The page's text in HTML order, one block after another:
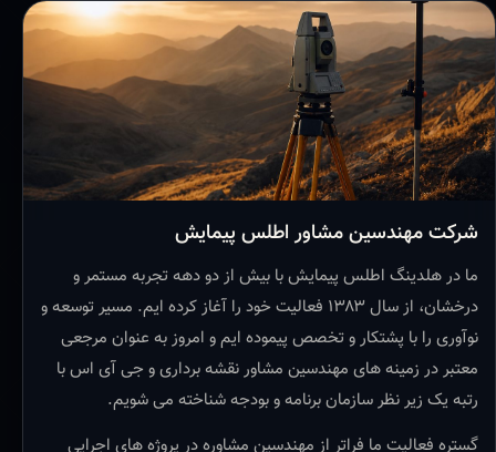
شرکت مهندسین مشاور اطلس پیمایش
ما در هلدینگ اطلس پیمایش با بیش از دو دهه تجربه مستمر و
درخشان، از سال ۱۳۸۳ فعالیت خود را آغاز کرده ایم. مسیر توسعه و
نوآوری را با پشتکار و تخصص پیموده ایم و امروز به عنوان مرجعی
معتبر در زمینه های مهندسین مشاور نقشه برداری و جی آی اس با
رتبه یک زیر نظر سازمان برنامه و بودجه شناخته می شویم.
گستره فعالیت ما فراتر از مهندسین مشاوره در پروژه های اجرایی